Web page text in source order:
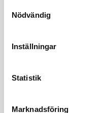
Nödvändig
Inställningar
Statistik
Marknadsföringska han